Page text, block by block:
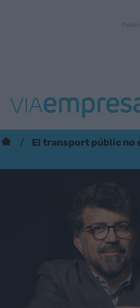
El transport públic no